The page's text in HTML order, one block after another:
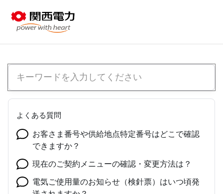
よくある質問
お客さま番号や供給地点特定番号はどこで確認
できますか？
現在のご契約メニューの確認・変更方法は？
電気ご使用量のお知らせ（検針票）はいつ頃発